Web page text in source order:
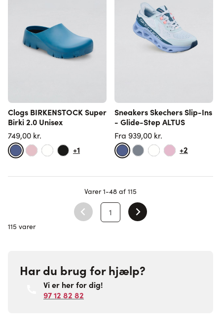
Clogs BIRKENSTOCK Super
Birki 2.0 Unisex
749,00 kr.
+1
Sneakers Skechers Slip-Ins
- Glide-Step ALTUS
Fra 939,00 kr.
+2
Varer1-48 af 115
Du læser i øjeblikket side
1
115 varer
Har du brug for hjælp?
Vi er her for dig!
97 12 82 82